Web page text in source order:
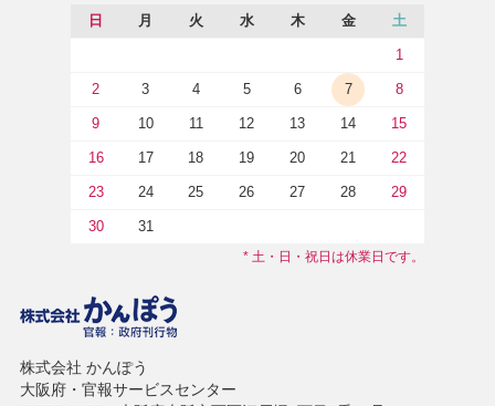
日 月 火 水 木 金 土
1
2 3 4 5 6 7 8
9 10 11 12 13 14 15
16 17 18 19 20 21 22
23 24 25 26 27 28 29
30 31
* 土・日・祝日は休業日です。
株式会社 かんぽう
大阪府・官報サービスセンター